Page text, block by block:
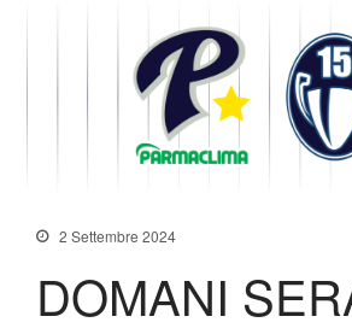
News
Codice di
2 Settembre 2024
DOMANI